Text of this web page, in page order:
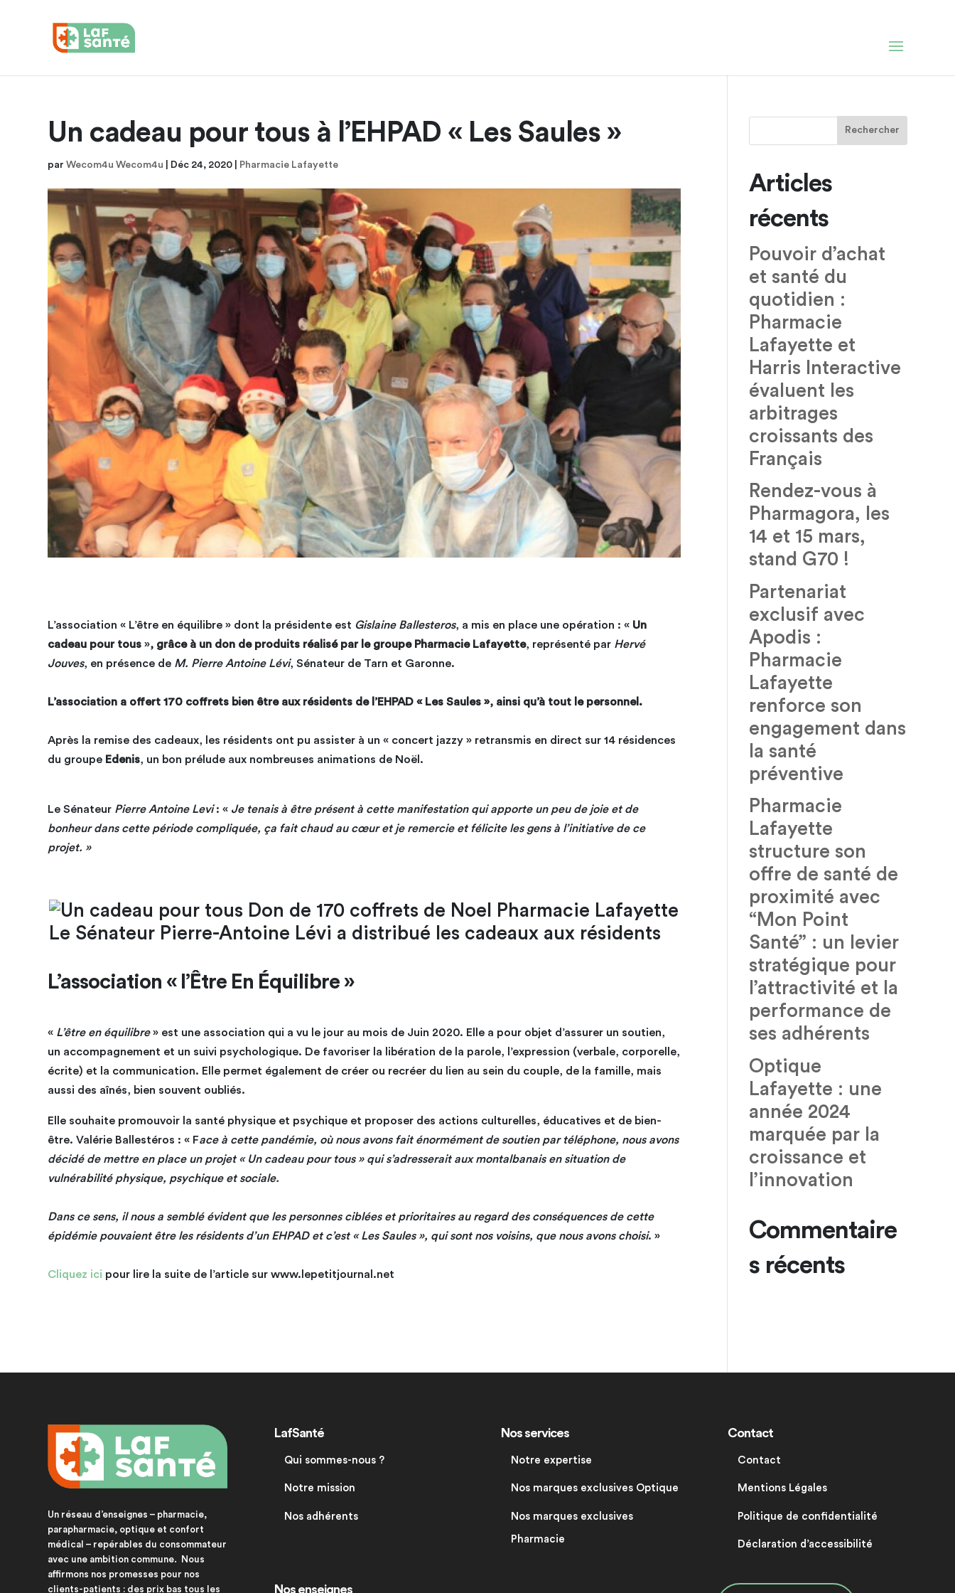
Un cadeau pour tous à l’EHPAD « Les Saules »
parWecom4u Wecom4u Déc 24, 2020 Pharmacie Lafayette
L’association « L’être en équilibre » dont la présidente est Gislaine Ballesteros, a mis en place une opération : « Un
cadeau pour tous», grâce à un don de produits réalisé par le groupe Pharmacie Lafayette, représenté par Hervé
Jouves, en présence de M. Pierre Antoine Lévi, Sénateur de Tarn et Garonne.
L’association a offert 170 coffrets bien être aux résidents de l’EHPAD « Les Saules », ainsi qu’à tout le personnel.
Après la remise des cadeaux, les résidents ont pu assister à un « concert jazzy » retransmis en direct sur 14 résidences
du groupe Edenis, un bon prélude aux nombreuses animations de Noël.
Le Sénateur Pierre Antoine Levi: « Je tenais à être présent à cette manifestation qui apporte un peu de joie et de
bonheur dans cette période compliquée, ça fait chaud au cœur et je remercie et félicite les gens à l’initiative de ce
projet. »
Le Sénateur Pierre-Antoine Lévi a distribué les cadeaux aux résidents
L’association « l’Être En Équilibre »
« L’être en équilibre» est une association qui a vu le jour au mois de Juin 2020. Elle a pour objet d’assurer un soutien,
un accompagnement et un suivi psychologique. De favoriser la libération de la parole, l’expression (verbale, corporelle,
écrite) et la communication. Elle permet également de créer ou recréer du lien au sein du couple, de la famille, mais
aussi des aînés, bien souvent oubliés.
Elle souhaite promouvoir la santé physique et psychique et proposer des actions culturelles, éducatives et de bien-
être. Valérie Ballestéros : « Face à cette pandémie, où nous avons fait énormément de soutien par téléphone, nous avons
décidé de mettre en place un projet « Un cadeau pour tous » qui s’adresserait aux montalbanais en situation de
vulnérabilité physique, psychique et sociale.
Dans ce sens, il nous a semblé évident que les personnes ciblées et prioritaires au regard des conséquences de cette
épidémie pouvaient être les résidents d’un EHPAD et c’est « Les Saules », qui sont nos voisins, que nous avons choisi. »
Cliquez ici pour lire la suite de l’article sur www.lepetitjournal.net
Articles
récents
Pouvoir d’achat
et santé du
quotidien :
Pharmacie
Lafayette et
Harris Interactive
évaluent les
arbitrages
croissants des
Français
Rendez-vous à
Pharmagora, les
14 et 15 mars,
stand G70 !
Partenariat
exclusif avec
Apodis :
Pharmacie
Lafayette
renforce son
engagement dans
la santé
préventive
Pharmacie
Lafayette
structure son
offre de santé de
proximité avec
“Mon Point
Santé” : un levier
stratégique pour
l’attractivité et la
performance de
ses adhérents
Optique
Lafayette : une
année 2024
marquée par la
croissance et
l’innovation
Commentaire
s récents
Un réseau d’enseignes – pharmacie,
parapharmacie, optique et confort
médical – repérables du consommateur
avec une ambition commune. Nous
affirmons nos promesses pour nos
clients-patients : des prix bas tous les
LafSanté
Qui sommes-nous ?
Notre mission
Nos adhérents
Nos enseignes
Nos services
Notre expertise
Nos marques exclusives Optique
Nos marques exclusives
Pharmacie
Contact
Contact
Mentions Légales
Politique de confidentialité
Déclaration d’accessibilité